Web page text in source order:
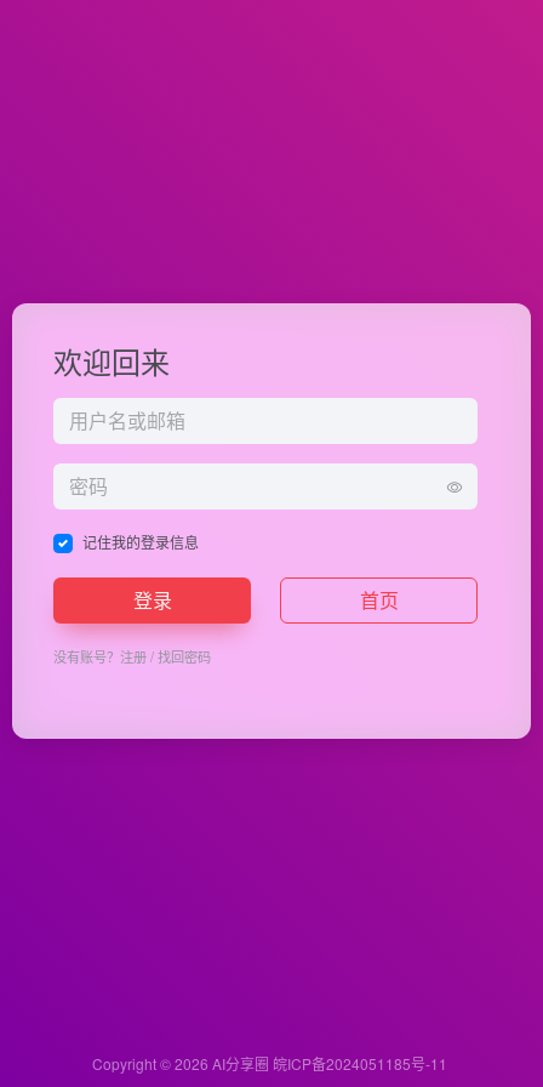
欢迎回来
记住我的登录信息
登录 首页
没有账号？ 注册/找回密码
Copyright © 2026 AI分享圈 皖ICP备2024051185号-11